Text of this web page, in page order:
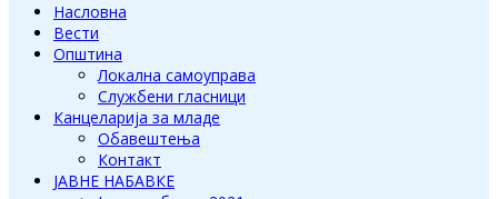
Насловна
Вести
Општина
Локална самоуправа
Службени гласници
Канцеларија за младе
Обавештења
Контакт
ЈАВНЕ НАБАВКЕ